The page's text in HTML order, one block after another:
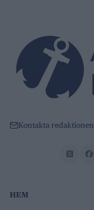
Kontakta redaktionen
HEM